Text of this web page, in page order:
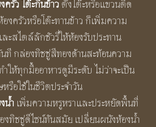
ครัว โต๊ะกินข้าว ตั้งโต๊ะหรือแขวนติด
องครัวหรือโต๊ะทานข้าว ก็เพิ่มความ
ะสไตล์ลักชัวรี่ให้ห้องรับประทาน
นที กล่องทิชชู่สีทองด้านสะท้อนความ
ำให้ทุกมื้ออาหารดูมีระดับ ไม่ว่าจะเป็น
รือใช้ในชีวิตประจำวัน
น้ำ เพิ่มความหรูหราและประหยัดพื้นที่
งทิชชู่ดีไซน์ทันสมัย เปลี่ยนผนังห้องน้ำ